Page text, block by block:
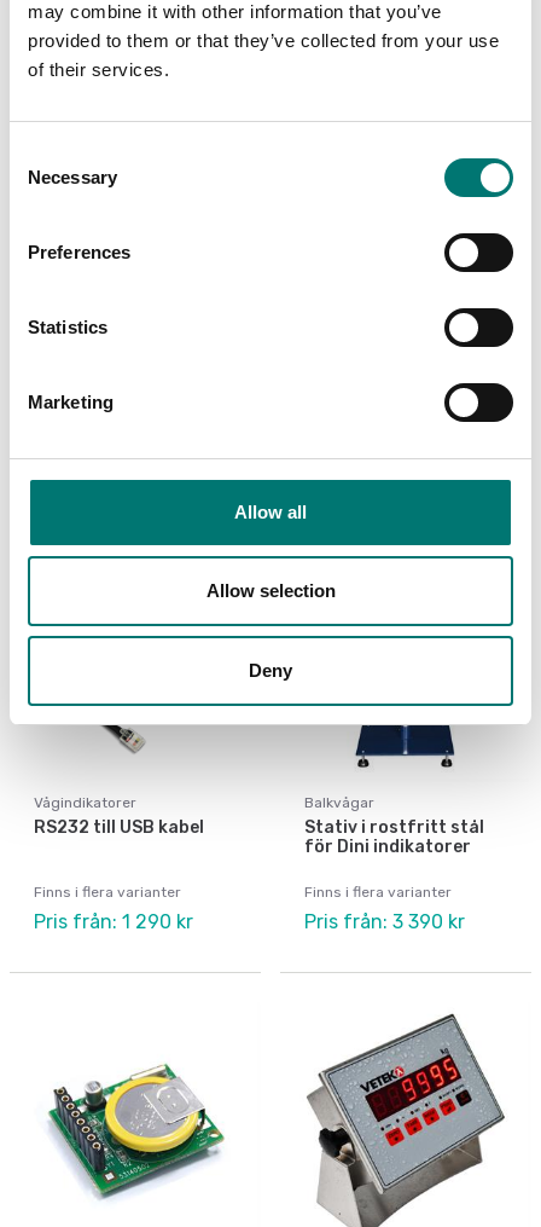
may combine it with other information that you’ve
provided to them or that they’ve collected from your use
of their services.
Selection
Necessary
Preferences
Statistics
Marketing
Allow all
Allow selection
Deny
Vågplattor
Printer termisk TCS för
Finns i flera varianter
Vågindikatorer
RS232 till USB kabel
Finns i flera varianter
Pris från: 1 290 kr
Balkvågar
Stativ i rostfritt stål
för Dini indikatorer
Finns i flera varianter
Pris från: 3 390 kr